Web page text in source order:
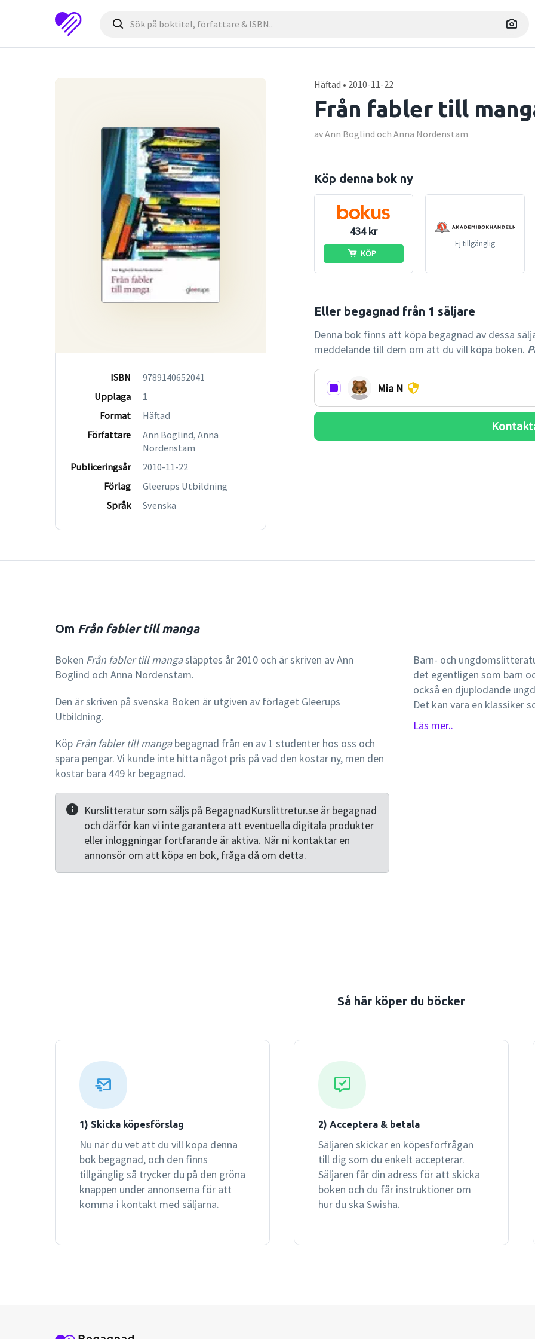
ISBN
9789140652041
Upplaga
1
Format
Häftad
Författare
Ann Boglind, Anna
Nordenstam
Publiceringsår
2010-11-22
Förlag
Gleerups Utbildning
Språk
Svenska
Häftad • 2010-11-22
Från fabler till
av Ann Boglind och Anna Nordenstam
Köp denna bok ny
434 kr
KÖP
Ej tillgänglig
Denna bok finns att köpa begagnad av dessa
meddelande till dem om att du vill köpa boken.
Mia N
Om Från fabler till manga
Boken Från fabler till mangasläpptes år 2010 och är skriven av Ann
Boglind och Anna Nordenstam.
Den är skriven på svenska Boken är utgiven av förlaget Gleerups
Utbildning.
Köp Från fabler till mangabegagnad från en av 1 studenter hos oss och
spara pengar. Vi kunde inte hitta något pris på vad den kostar ny, men den
kostar bara 449 kr begagnad.
Kurslitteratur som säljs på BegagnadKurslittretur.se är begagnad
och därför kan vi inte garantera att eventuella digitala produkter
eller inloggningar fortfarande är aktiva. När ni kontaktar en
annonsör om att köpa en bok, fråga då om detta.
Barn- och
det egentligen som barn
också en djuplodande
Det kan vara en klassiker
bilderbok med
idéhistoria och religion vid
Läs mer..
Så här köper du böcker
1) Skicka köpesförslag
Nu när du vet att du vill köpa denna
bok begagnad, och den finns
tillgänglig så trycker du på den gröna
knappen under annonserna för att
komma i kontakt med säljarna.
2) Acceptera & betala
Säljaren skickar en köpesförfrågan
till dig som du enkelt accepterar.
Säljaren får din adress för att skicka
boken och du får instruktioner om
hur du ska Swisha.